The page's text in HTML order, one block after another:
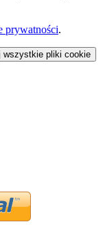
prywatności.
wszystkie pliki cookie